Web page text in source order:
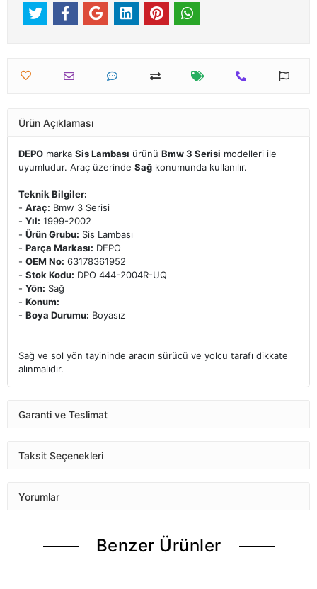
Ürün Açıklaması
DEPO marka Sis Lambası ürünü Bmw 3 Serisi modelleri ile
uyumludur. Araç üzerinde Sağ konumunda kullanılır.
Teknik Bilgiler:
- Araç: Bmw 3 Serisi
- Yıl: 1999-2002
- Ürün Grubu: Sis Lambası
- Parça Markası: DEPO
- OEM No: 63178361952
- Stok Kodu: DPO 444-2004R-UQ
- Yön: Sağ
- Konum:
- Boya Durumu: Boyasız
Sağ ve sol yön tayininde aracın sürücü ve yolcu tarafı dikkate
alınmalıdır.
Garanti ve Teslimat
Taksit Seçenekleri
Yorumlar
Benzer Ürünler